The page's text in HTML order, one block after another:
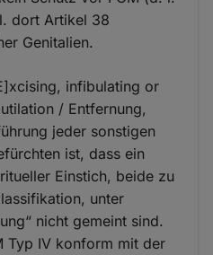
dort Artikel 38
Genitalien.
infibulating or
/ Entfernung,
jeder sonstigen
ist, dass ein
Einstich, beide zu
unter
nicht gemeint sind.
Typ IV konform mit der